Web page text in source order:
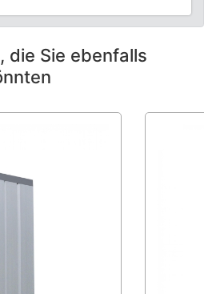
die Sie ebenfalls